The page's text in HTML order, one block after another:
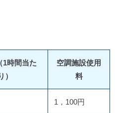
1時間当た
）
空調施設使用
料
1，100円